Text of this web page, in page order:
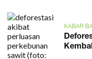
KABAR